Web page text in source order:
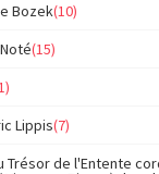
Bozek(10)
(15)
Lippis(7)
Trésor de l'Entente